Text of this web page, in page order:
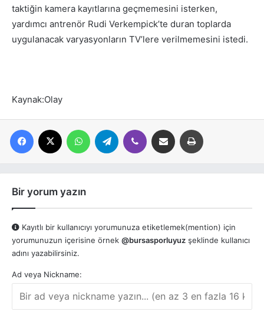
taktiğin kamera kayıtlarına geçmemesini isterken,
yardımcı antrenör Rudi Verkempick’te duran toplarda
uygulanacak varyasyonların TV’lere verilmemesini istedi.
Kaynak:Olay
Facebook WhatsAppTelegram Viber E-posta ile paylaş
Bir yorum yazın
Kayıtlı bir kullanıcıyı yorumunuza etiketlemek(mention) için
yorumunuzun içerisine örnek @bursasporluyuz şeklinde kullanıcı
adını yazabilirsiniz.
Ad veya Nickname: